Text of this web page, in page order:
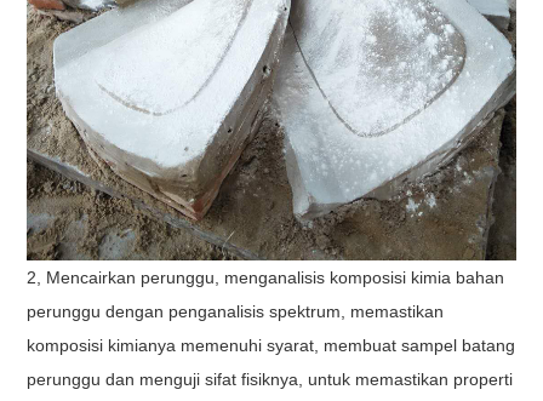
2, Mencairkan perunggu, menganalisis komposisi kimia bahan
perunggu dengan penganalisis spektrum, memastikan
komposisi kimianya memenuhi syarat, membuat sampel batang
perunggu dan menguji sifat fisiknya, untuk memastikan properti